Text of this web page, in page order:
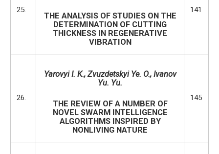
25.
THE ANALYSIS OF STUDIES ON THE
DETERMINATION OF CUTTING
THICKNESS IN REGENERATIVE
VIBRATION
141
26.
Yarovyi I. K.,Zvuzdetskyi Ye. O., Ivanov
Yu. Yu.
THE REVIEW OF A NUMBER OF
NOVEL SWARM INTELLIGENCE
ALGORITHMS INSPIRED BY
NONLIVING NATURE
145